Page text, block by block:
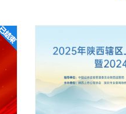
05-19 15:00~17:00在全景
，一键注册
项目的建设任务，在新材料领域
料的应用场景。